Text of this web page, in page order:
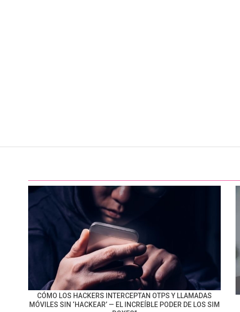
CÓMO LOS HACKERS INTERCEPTAN OTPS Y LLAMADAS
MÓVILES SIN ‘HACKEAR’ — EL INCREÍBLE PODER DE LOS SIM